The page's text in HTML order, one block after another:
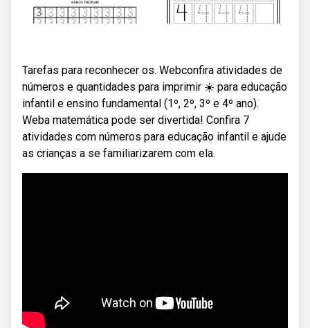
Tarefas para reconhecer os. Webconfira atividades de
números e quantidades para imprimir ☀️ para educação
infantil e ensino fundamental (1º, 2º, 3º e 4º ano).
Weba matemática pode ser divertida! Confira 7
atividades com números para educação infantil e ajude
as crianças a se familiarizarem com ela.